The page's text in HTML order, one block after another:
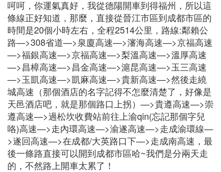
呵呵，你運氣真好，我從德陽開車到得福州，所以這
條線正好知道，那麼，直接從晉江市區到成都市區的
時間是20個小時左右，全程2514公里，路線:鄰賴公
路—>308省道—>泉廈高速—>瀋海高速—>京福高速
—>福銀高速—>京福高速—>梨溫高速—>溫厚高速
—>昌樟高速—>昌金高速—>滬昆高速—>玉三高速
—>玉凱高速—>凱麻高速—>貴新高速—>然後走繞
城高速（那個酒店的名字記得不怎麼清楚了，好像是
天邑酒店吧，就是那個路口上拐）—>貴遵高速—>崇
遵高速—>過松坎收費站前往上渝qin(忘記那個字兒
咯)高速—>走內環高速—>渝遂高速—>走成渝環線—
>遂回高速—>在成都/大英路口下—>走成南高速，最
後一條路直接可以開到成都市區哈~我們是分兩天走
的，不然路上開車太累了！